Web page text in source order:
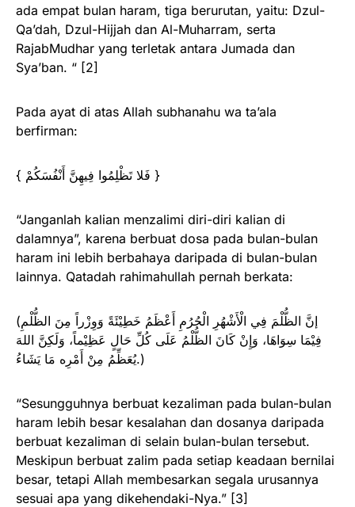
ada empat bulan haram, tiga berurutan, yaitu: Dzul-
Qa’dah, Dzul-Hijjah dan Al-Muharram, serta
RajabMudhar yang terletak antara Jumada dan
Sya’ban. “ [2]
Pada ayat di atas Allah subhanahu wa ta’ala
berfirman:
{ فَلا تَظْلِمُوا فِيهِنَّ أَنْفُسَكُمْ }
“Janganlah kalian menzalimi diri-diri kalian di
dalamnya”, karena berbuat dosa pada bulan-bulan
haram ini lebih berbahaya daripada di bulan-bulan
lainnya. Qatadah rahimahullah pernah berkata:
(إنَّ الظُّلْمَ فِي الْأَشْهُرِ الْحُرُمِ أَعْظَمُ خَطِيْئَةً وَوِزْراً مِنَ الظُّلْمِ
فِيْمَا سِوَاهَا، وَإِنْ كَانَ الظُّلْمُ عَلَى كُلِّ حَالٍ عَظِيْماً، وَلَكِنَّ اللهَ
يُعَظِّمُ مِنْ أَمْرِه مَا يَشَاءُ.)
“Sesungguhnya berbuat kezaliman pada bulan-bulan
haram lebih besar kesalahan dan dosanya daripada
berbuat kezaliman di selain bulan-bulan tersebut.
Meskipun berbuat zalim pada setiap keadaan bernilai
besar, tetapi Allah membesarkan segala urusannya
sesuai apa yang dikehendaki-Nya.” [3]